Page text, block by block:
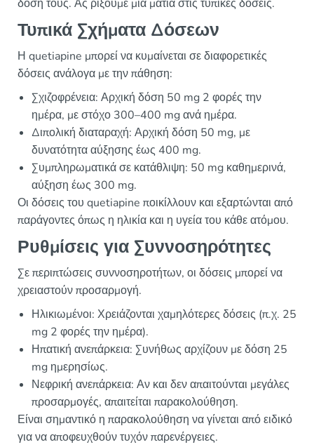
δόση τους. Ας ρίξουμε μια ματιά στις τυπικές δόσεις.
Τυπικά Σχήματα Δόσεων
Η quetiapine μπορεί να κυμαίνεται σε διαφορετικές
δόσεις ανάλογα με την πάθηση:
Σχιζοφρένεια: Αρχική δόση 50 mg 2 φορές την
ημέρα, με στόχο 300–400 mg ανά ημέρα.
Διπολική διαταραχή: Αρχική δόση 50 mg, με
δυνατότητα αύξησης έως 400 mg.
Συμπληρωματικά σε κατάθλιψη: 50 mg καθημερινά,
αύξηση έως 300 mg.
Οι δόσεις του quetiapine ποικίλλουν και εξαρτώνται από
παράγοντες όπως η ηλικία και η υγεία του κάθε ατόμου.
Ρυθμίσεις για Συννοσηρότητες
Σε περιπτώσεις συννοσηροτήτων, οι δόσεις μπορεί να
χρειαστούν προσαρμογή.
Ηλικιωμένοι: Χρειάζονται χαμηλότερες δόσεις (π.χ. 25
mg 2 φορές την ημέρα).
Ηπατική ανεπάρκεια: Συνήθως αρχίζουν με δόση 25
mg ημερησίως.
Νεφρική ανεπάρκεια: Αν και δεν απαιτούνται μεγάλες
προσαρμογές, απαιτείται παρακολούθηση.
Είναι σημαντικό η παρακολούθηση να γίνεται από ειδικό
για να αποφευχθούν τυχόν παρενέργειες.